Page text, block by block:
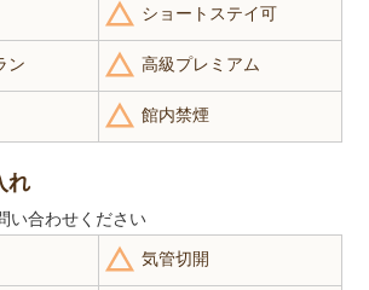
ショートステイ可
ン 高級プレミアム
館内禁煙
れ
い合わせください
気管切開